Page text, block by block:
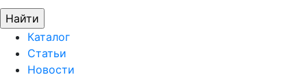
Каталог
Статьи
Новости